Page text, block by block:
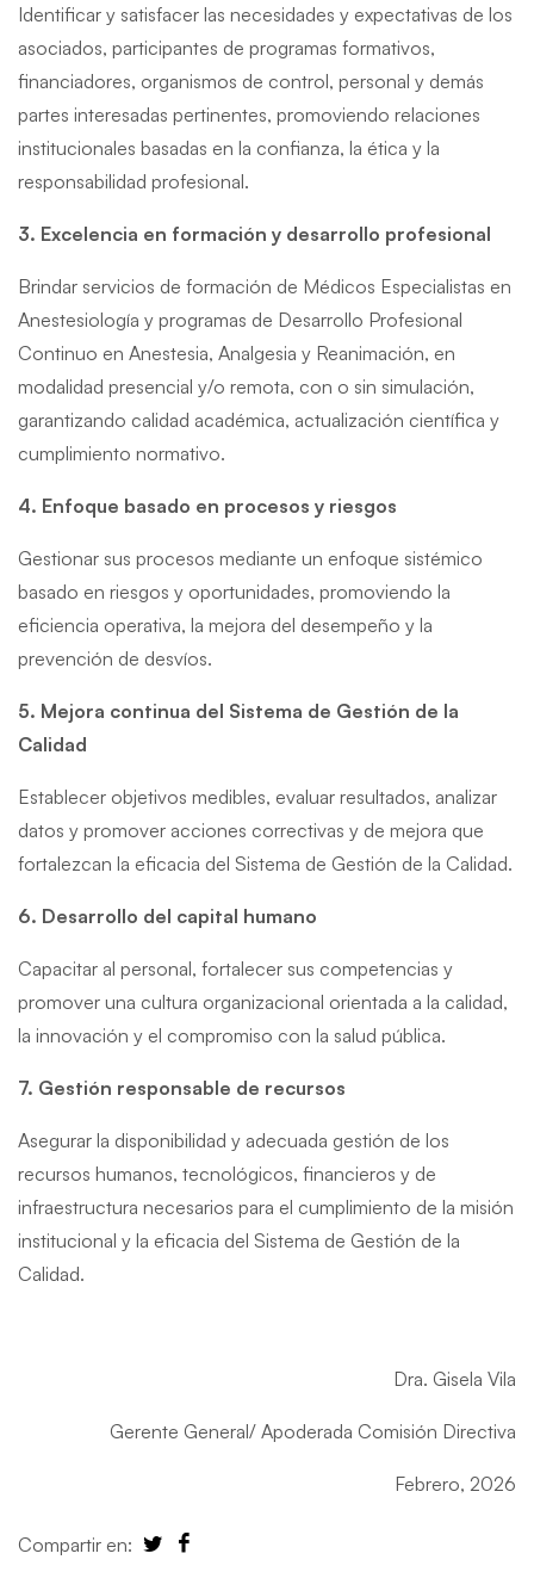
Identificar y satisfacer las necesidades y expectativas de los
asociados, participantes de programas formativos,
financiadores, organismos de control, personal y demás
partes interesadas pertinentes, promoviendo relaciones
institucionales basadas en la confianza, la ética y la
responsabilidad profesional.
3. Excelencia en formación y desarrollo profesional
Brindar servicios de formación de Médicos Especialistas en
Anestesiología y programas de Desarrollo Profesional
Continuo en Anestesia, Analgesia y Reanimación, en
modalidad presencial y/o remota, con o sin simulación,
garantizando calidad académica, actualización científica y
cumplimiento normativo.
4. Enfoque basado en procesos y riesgos
Gestionar sus procesos mediante un enfoque sistémico
basado en riesgos y oportunidades, promoviendo la
eficiencia operativa, la mejora del desempeño y la
prevención de desvíos.
5. Mejora continua del Sistema de Gestión de la
Calidad
Establecer objetivos medibles, evaluar resultados, analizar
datos y promover acciones correctivas y de mejora que
fortalezcan la eficacia del Sistema de Gestión de la Calidad.
6. Desarrollo del capital humano
Capacitar al personal, fortalecer sus competencias y
promover una cultura organizacional orientada a la calidad,
la innovación y el compromiso con la salud pública.
7. Gestión responsable de recursos
Asegurar la disponibilidad y adecuada gestión de los
recursos humanos, tecnológicos, financieros y de
infraestructura necesarios para el cumplimiento de la misión
institucional y la eficacia del Sistema de Gestión de la
Calidad.
Dra. Gisela Vila
Gerente General/ Apoderada Comisión Directiva
Febrero, 2026
Compartir en: